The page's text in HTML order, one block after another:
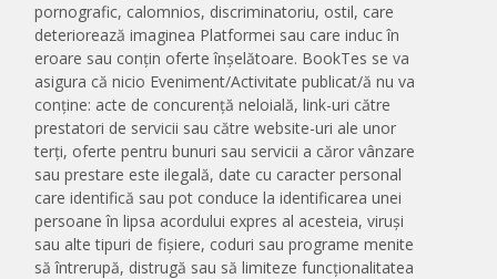
pornografic, calomnios, discriminatoriu, ostil, care
deteriorează imaginea Platformei sau care induc în
eroare sau conţin oferte înşelătoare. BookTes se va
asigura că nicio Eveniment/Activitate publicat/ă nu va
conține: acte de concurență neloială, link-uri către
prestatori de servicii sau către website-uri ale unor
terți, oferte pentru bunuri sau servicii a căror vânzare
sau prestare este ilegală, date cu caracter personal
care identifică sau pot conduce la identificarea unei
persoane în lipsa acordului expres al acesteia, viruși
sau alte tipuri de fișiere, coduri sau programe menite
să întrerupă, distrugă sau să limiteze funcționalitatea